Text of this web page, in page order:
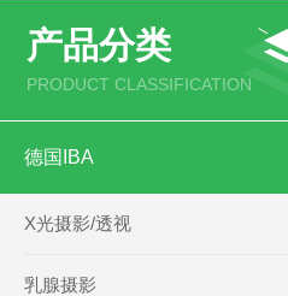
产品分类
PRODUCT CLASSIFICATION
德国IBA
X光摄影/透视
乳腺摄影